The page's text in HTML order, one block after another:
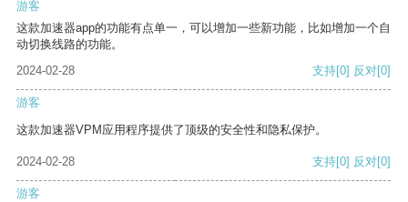
游客
这款加速器app的功能有点单一，可以增加一些新功能，比如增加一个自
动切换线路的功能。
2024-02-28
支持[0] 反对[0]
游客
这款加速器VPM应用程序提供了顶级的安全性和隐私保护。
2024-02-28 支持[0] 反对[0]
游客